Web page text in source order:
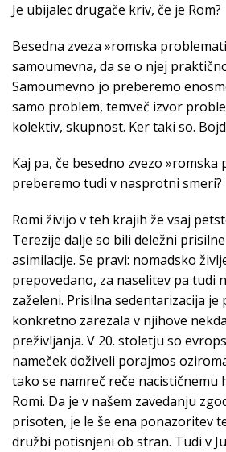
Je ubijalec drugače kriv, če je Rom?
Besedna zveza »romska
samoumevna, da se o njej
Samoumevno jo preberemo
samo problem, temveč izvor
kolektiv, skupnost. Ker taki so.
Kaj pa, če besedno zvezo
preberemo tudi v nasprotni smeri?
Romi živijo v teh krajih že vsaj
Terezije dalje so bili deležni
asimilacije. Se pravi: nomadsko
prepovedano, za naselitev pa tudi
zaželeni. Prisilna sedentarizacija je
konkretno zarezala v njihove
preživljanja. V 20. stoletju so
nameček doživeli porajmos
tako se namreč reče nacističnemu
Romi. Da je v našem zavedanju
prisoten, je le še ena ponazoritev
družbi potisnjeni ob stran. Tudi v